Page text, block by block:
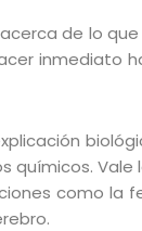
de lo
inmediato
químicos.
como la